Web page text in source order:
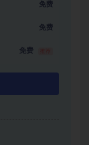
免费
免费
免费